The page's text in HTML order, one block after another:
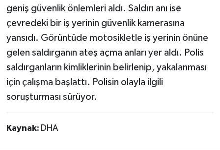
geniş güvenlik önlemleri aldı. Saldırı anı ise
çevredeki bir iş yerinin güvenlik kamerasına
yansıdı. Görüntüde motosikletle iş yerinin önüne
gelen saldırganın ateş açma anları yer aldı. Polis
saldırganların kimliklerinin belirlenip, yakalanması
için çalışma başlattı. Polisin olayla ilgili
soruşturması sürüyor.
Kaynak: DHA